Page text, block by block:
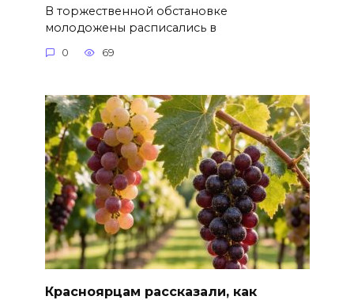
В торжественной обстановке
молодожены расписались в
0 69
Красноярцам рассказали, как